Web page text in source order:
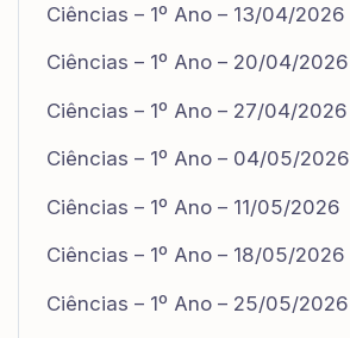
Ciências – 1º Ano – 13/04/2026
Ciências – 1º Ano – 20/04/2026
Ciências – 1º Ano – 27/04/2026
Ciências – 1º Ano – 04/05/2026
Ciências – 1º Ano – 11/05/2026
Ciências – 1º Ano – 18/05/2026
Ciências – 1º Ano – 25/05/2026